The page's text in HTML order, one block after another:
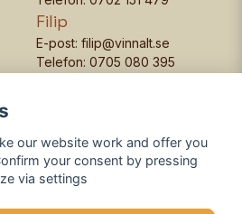
Filip
E-post: filip@vinnalt.se
Telefon: 0705 080 395
Instagram
our website work and offer you
your consent by pressing
via settings